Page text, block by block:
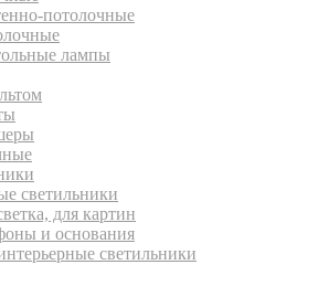
потолочные
лампы
светильники
для картин
и основания
светильники